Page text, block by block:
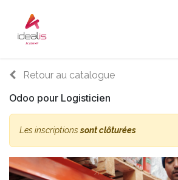
Retour au catalogue
Odoo pour Logisticien
Les inscriptionssont clôturées